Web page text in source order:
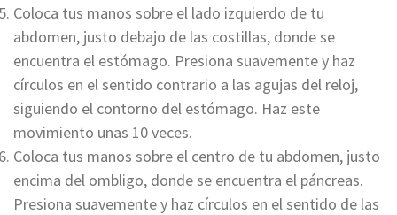
Coloca tus manos sobre el lado izquierdo de tu
abdomen, justo debajo de las costillas, donde se
encuentra el estómago. Presiona suavemente y haz
círculos en el sentido contrario a las agujas del reloj,
siguiendo el contorno del estómago. Haz este
movimiento unas 10 veces.
Coloca tus manos sobre el centro de tu abdomen, justo
encima del ombligo, donde se encuentra el páncreas.
Presiona suavemente y haz círculos en el sentido de las